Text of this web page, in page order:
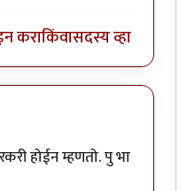
कराकिंवासदस्य व्हा
होईन म्हणतो. पु भा